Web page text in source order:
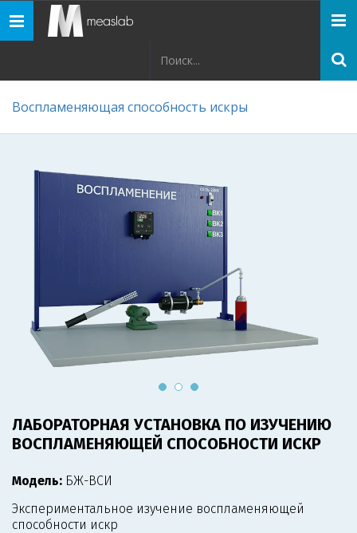
Панель
навигации
Воспламеняющая способность искры
ЛАБОРАТОРНАЯ УСТАНОВКА ПО ИЗУЧЕНИЮ
ВОСПЛАМЕНЯЮЩЕЙ СПОСОБНОСТИ ИСКР
Модель: БЖ-ВСИ
Экспериментальное изучение воспламеняющей
способности искр